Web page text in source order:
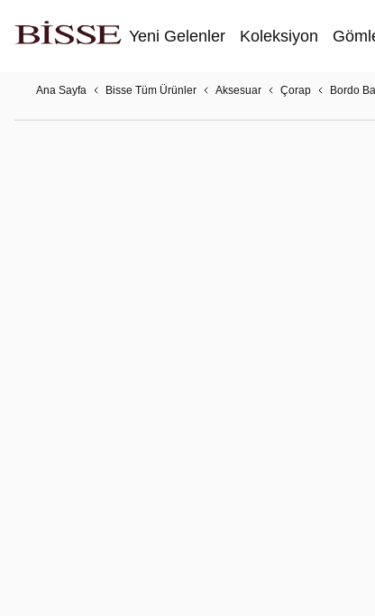
Yeni Gelenler Koleksiyon
Ana Sayfa Bisse Tüm Ürünler Aksesuar Çorap Bordo